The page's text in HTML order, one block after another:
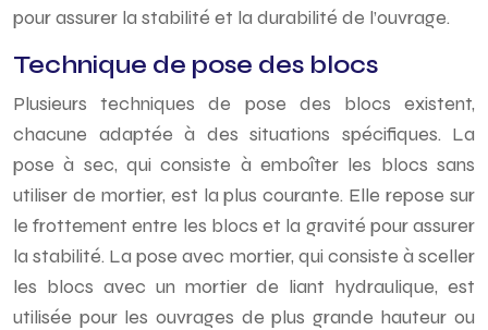
pour assurer la stabilité et la durabilité de l’ouvrage.
Technique de pose des blocs
Plusieurs techniques de pose des blocs existent,
chacune adaptée à des situations spécifiques. La
pose à sec, qui consiste à emboîter les blocs sans
utiliser de mortier, est la plus courante. Elle repose sur
le frottement entre les blocs et la gravité pour assurer
la stabilité. La pose avec mortier, qui consiste à sceller
les blocs avec un mortier de liant hydraulique, est
utilisée pour les ouvrages de plus grande hauteur ou